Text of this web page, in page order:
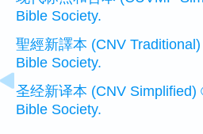
Bible Society.
聖經新譯本 (CNV
Bible Society.
圣经新译本 (CNV
Bible Society.